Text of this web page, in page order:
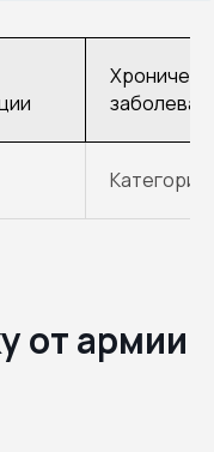
Категория
от армии